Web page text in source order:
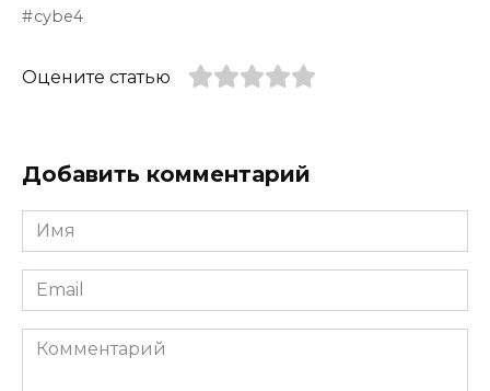
cybe4
Оцените статью
Добавить комментарий
Имя
*
Email
*
Комментарий